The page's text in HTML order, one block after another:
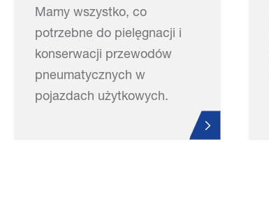
Mamy wszystko, co
potrzebne do pielęgnacji i
konserwacji przewodów
pneumatycznych w
pojazdach użytkowych.